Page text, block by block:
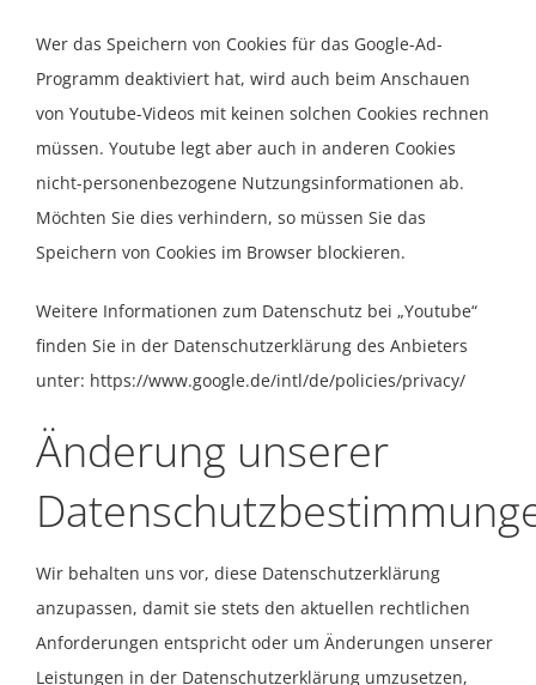
Wer das Speichern von Cookies für das Google-Ad-
Programm deaktiviert hat, wird auch beim Anschauen
von Youtube-Videos mit keinen solchen Cookies rechnen
müssen. Youtube legt aber auch in anderen Cookies
nicht-personenbezogene Nutzungsinformationen ab.
Möchten Sie dies verhindern, so müssen Sie das
Speichern von Cookies im Browser blockieren.
Weitere Informationen zum Datenschutz bei „Youtube“
finden Sie in der Datenschutzerklärung des Anbieters
unter: https://www.google.de/intl/de/policies/privacy/
Änderung unserer
Wir behalten uns vor, diese Datenschutzerklärung
anzupassen, damit sie stets den aktuellen rechtlichen
Anforderungen entspricht oder um Änderungen unserer
Leistungen in der Datenschutzerklärung umzusetzen,